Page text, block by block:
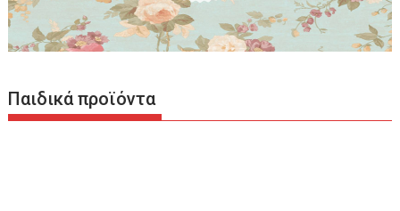
Παιδικά προϊόντα